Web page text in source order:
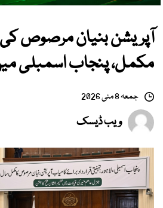
آپریشن بنیان مرصوص کی
مکمل، پنجاب اسمبلی میں
جمعہ 8 مئی 2026
ویب ڈیسک